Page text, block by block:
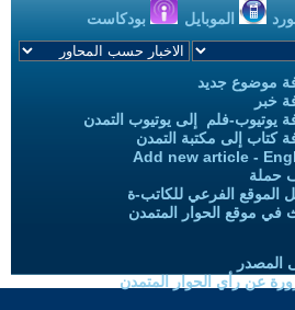
الموبايل بودكاست
موضوع جديد
خبر
يوتيوب-فلم إلى يوتيوب التمدن
كتاب إلى مكتبة التمدن
Add new article -
حملة
الموقع الفرعي للكاتب-ة
في موقع الحوار المتمدن
المصدر
عن رأي الحوار المتمدن